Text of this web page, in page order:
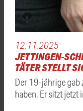
12.11.2025
JETTINGEN-
ÄTER STELLT
Der 19-jährige gab
haben. Er sitzt